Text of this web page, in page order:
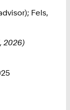
Fels,
2026)